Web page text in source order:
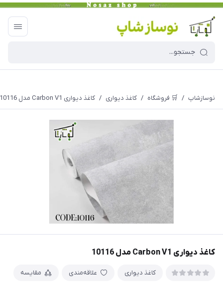
نوسازشاپ / 🛒 فروشگاه / کاغذ دیواری / کاغذ دیواری Carbon V1 مدل 10116
کاغذ دیواری Carbon V1 مدل 10116
کاغذ دیواری علاقه‌مندی مقایسه